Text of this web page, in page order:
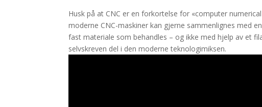
Husk på at CNC er en forkortelse for «computer
moderne CNC-maskiner kan gjerne sammenlignes med
fast materiale som behandles – og ikke med hjelp av et
selvskreven del i den moderne teknologimiksen.